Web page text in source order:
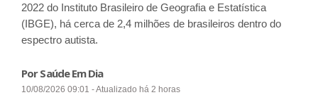
2022 do Instituto Brasileiro de Geografia e Estatística
(IBGE), há cerca de 2,4 milhões de brasileiros dentro do
espectro autista.
Por Saúde Em Dia
10/08/2026 09:01 - Atualizado há 2 horas